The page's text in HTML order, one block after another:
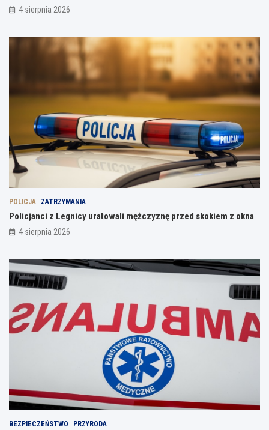
4 sierpnia 2026
POLICJA ZATRZYMANIA
Policjanci z Legnicy uratowali mężczyznę przed skokiem z okna
4 sierpnia 2026
BEZPIECZEŃSTWO PRZYRODA